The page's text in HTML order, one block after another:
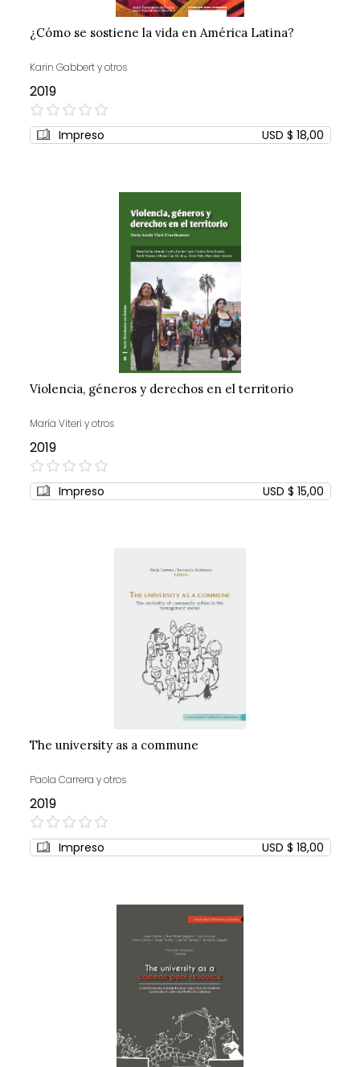
¿Cómo se sostiene la vida en América Latina?
Karin Gabbert y otros
2019
0%
Impreso USD $ 18,00
Violencia, géneros y derechos en el territorio
María Viteri y otros
2019
0%
Impreso USD $ 15,00
The university as a commune
Paola Carrera y otros
2019
0%
Impreso USD $ 18,00